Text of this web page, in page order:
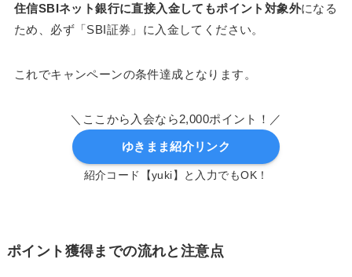
住信SBIネット銀行に直接入金してもポイント対象外になる
ため、必ず「SBI証券」に入金してください。
これでキャンペーンの条件達成となります。
＼ここから入会なら2,000ポイント！／
ゆきまま紹介リンク
紹介コード【yuki】と入力でもOK！
ポイント獲得までの流れと注意点